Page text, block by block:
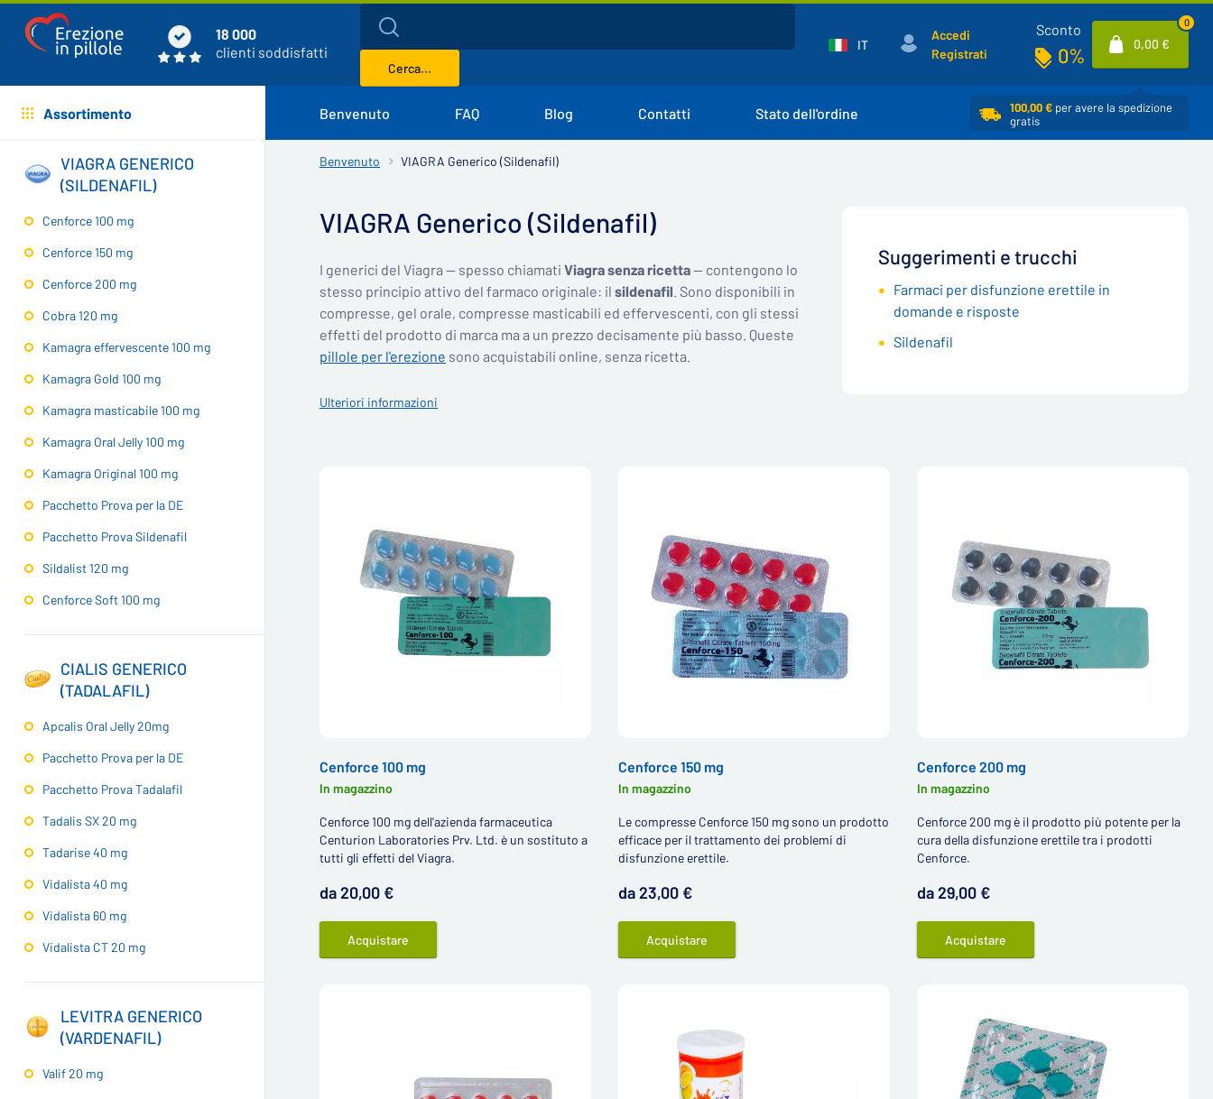
18 000
clienti soddisfatti
Cerca...
IT
Accedi
Registrati
Sconto
0% 0,00 €
0
Assortimento Benvenuto FAQ Blog Contatti Stato dell'ordine 100,00 € per avere la spedizione
gratis
VIAGRA GENERICO
(SILDENAFIL)
Cenforce 100 mg
Cenforce 150 mg
Cenforce 200 mg
Cobra 120 mg
Kamagra effervescente 100 mg
Kamagra Gold 100 mg
Kamagra masticabile 100 mg
Kamagra Oral Jelly 100 mg
Kamagra Original 100 mg
Pacchetto Prova per la DE
Pacchetto Prova Sildenafil
Sildalist 120 mg
Cenforce Soft 100 mg
CIALIS GENERICO
(TADALAFIL)
Apcalis Oral Jelly 20mg
Pacchetto Prova per la DE
Pacchetto Prova Tadalafil
Tadalis SX 20 mg
Tadarise 40 mg
Vidalista 40 mg
Vidalista 60 mg
Vidalista CT 20 mg
LEVITRA GENERICO
(VARDENAFIL)
Valif 20 mg
Benvenuto VIAGRA Generico (Sildenafil)
VIAGRA Generico (Sildenafil)
I generici del Viagra — spesso chiamati Viagra senza ricetta— contengono lo
stesso principio attivo del farmaco originale: il sildenafil. Sono disponibili in
compresse, gel orale, compresse masticabili ed effervescenti, con gli stessi
effetti del prodotto di marca ma a un prezzo decisamente più basso. Queste
pillole per l'erezione sono acquistabili online, senza ricetta.
Ulteriori informazioni
Suggerimenti e trucchi
Farmaci per disfunzione erettile in
domande e risposte
Sildenafil
Cenforce 100 mg
In magazzino
Cenforce 100 mg dell'azienda farmaceutica
Centurion Laboratories Prv. Ltd. è un sostituto a
tutti gli effetti del Viagra.
da 20,00 €
Acquistare
Cenforce 150 mg
In magazzino
Le compresse Cenforce 150 mg sono un prodotto
efficace per il trattamento dei problemi di
disfunzione erettile.
da 23,00 €
Acquistare
Cenforce 200 mg
In magazzino
Cenforce 200 mg è il prodotto più potente per la
cura della disfunzione erettile tra i prodotti
Cenforce.
da 29,00 €
Acquistare